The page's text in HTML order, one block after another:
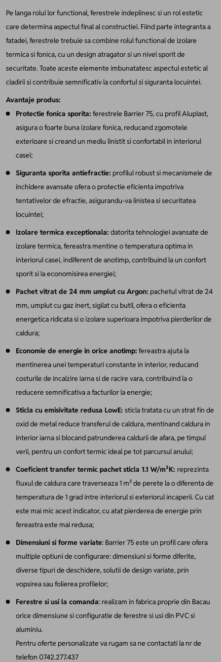
Pe langa rolul lor functional, ferestrele indeplinesc si un rol estetic
care determina aspectul final al constructiei. Fiind parte integranta a
fatadei, ferestrele trebuie sa combine rolul functional de izolare
termica si fonica, cu un design atragator si un nivel sporit de
securitate. Toate aceste elemente imbunatatesc aspectul estetic al
cladirii si contribuie semnificativ la confortul si siguranta locuintei.
Avantaje produs:
Protectie fonica sporita: ferestrele Barrier 75, cu profil Aluplast,
asigura o foarte buna izolare fonica, reducand zgomotele
exterioare si creand un mediu linistit si confortabil in interiorul
casei;
Siguranta sporita antiefractie: profilul robust si mecanismele de
inchidere avansate ofera o protectie eficienta impotriva
tentativelor de efractie, asigurandu-va linistea si securitatea
locuintei;
Izolare termica exceptionala: datorita tehnologiei avansate de
izolare termica, fereastra mentine o temperatura optima in
interiorul casei, indiferent de anotimp, contribuind la un confort
sporit si la economisirea energiei;
Pachet vitrat de 24 mm umplut cu Argon: pachetul vitrat de 24
mm, umplut cu gaz inert, sigilat cu butil, ofera o eficienta
energetica ridicata si o izolare superioara impotriva pierderilor de
caldura;
Economie de energie in orice anotimp: fereastra ajuta la
mentinerea unei temperaturi constante in interior, reducand
costurile de incalzire iarna si de racire vara, contribuind la o
reducere semnificativa a facturilor la energie;
Sticla cu emisivitate redusa LowE: sticla tratata cu un strat fin de
oxid de metal reduce transferul de caldura, mentinand caldura in
interior iarna si blocand patrunderea caldurii de afara, pe timpul
verii, pentru un confort termic ideal pe tot parcursul anului;
Coeficient transfer termic pachet sticla 1.1 W/m²K: reprezinta
fluxul de caldura care traverseaza 1 m² de perete la o diferenta de
temperatura de 1 grad intre interiorul si exteriorul incaperii. Cu cat
este mai mic acest indicator, cu atat pierderea de energie prin
fereastra este mai redusa;
Dimensiuni si forme variate: Barrier 75 este un profil care ofera
multiple optiuni de configurare: dimensiuni si forme diferite,
diverse tipuri de deschidere, solutii de design variate, prin
vopsirea sau folierea profilelor;
Ferestre si usi la comanda: realizam in fabrica proprie din Bacau
orice dimensiune si configuratie de ferestre si usi din PVC si
aluminiu.
Pentru oferte personalizate va rugam sa ne contactati la nr de
telefon 0742.277.437